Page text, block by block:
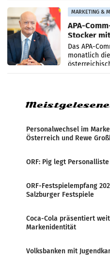
Grafenegg
MARKETING &
APA-
Stocker
im Juli
Das APA-
monatlich
analysiert,
Personalwechsel im
Österreich und Rewe
ORF: Pig legt
ORF-Festspielempfang
Salzburger Festspiele
Coca-Cola präsentiert
Markenidentität
Volksbanken mit